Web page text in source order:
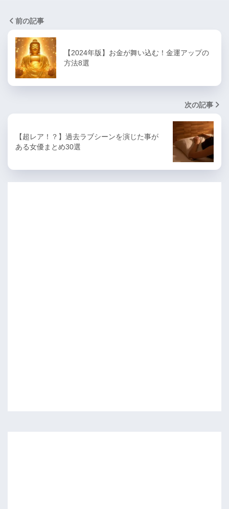
前の記事
【2024年版】お金が舞い込む！金運アップの
方法8選
次の記事
【超レア！？】過去ラブシーンを演じた事が
ある女優まとめ30選